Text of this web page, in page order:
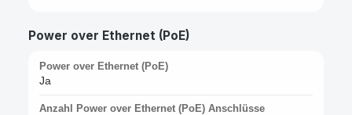
Power over Ethernet (PoE)
Power over Ethernet (PoE)
Ja
Anzahl Power over Ethernet (PoE) Anschlüsse